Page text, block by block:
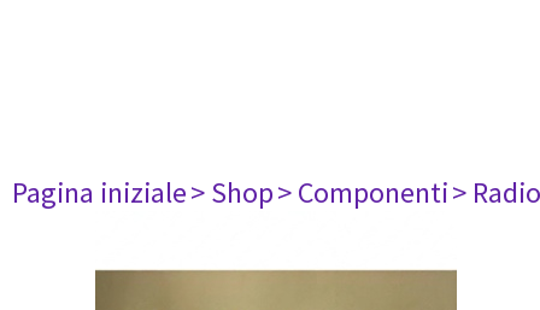
Pagina iniziale> Shop> Componenti>